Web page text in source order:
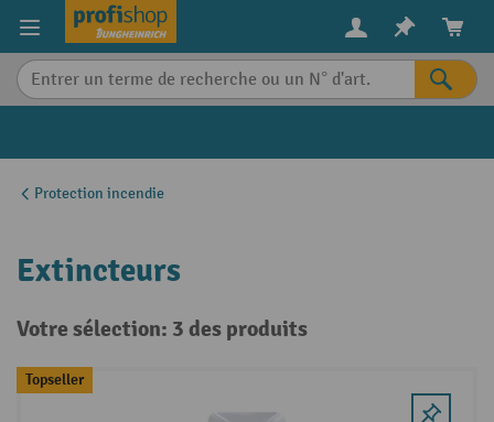
content
Protection incendie
Extincteurs
Votre sélection: 3 des produits
Topseller